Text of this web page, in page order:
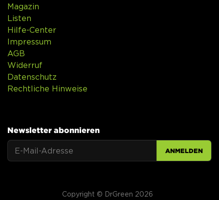
Magazin
Listen
Hilfe-Center
Impressum
AGB
Widerruf
Datenschutz
Rechtliche Hinweise
Newsletter abonnieren
ANMELDEN
Copyright © DrGreen 2026